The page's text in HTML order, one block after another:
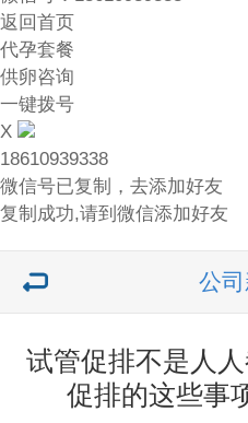
返回首页
代孕套餐
供卵咨询
一键拨号
X
18610939338
微信号已复制，去添加好友
复制成功,请到微信添加好友
公
试管促排不是人
促排的这些事